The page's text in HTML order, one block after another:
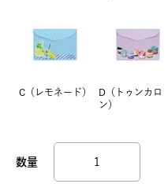
C（レモネード）
D（トゥンカロ
ン）